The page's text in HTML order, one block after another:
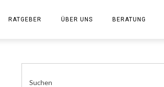
RATGEBER ÜBER UNS BERATUNG
Suchen